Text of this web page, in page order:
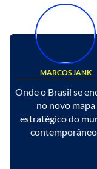
MARCOS JANK
Onde o Brasil se
no novo mapa
estratégico do